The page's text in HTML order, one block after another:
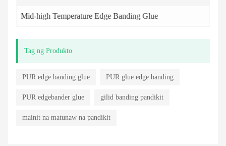
Mid-high Temperature Edge Banding Glue
Tag ng Produkto
PUR edge banding glue PUR glue edge banding
PUR edgebander glue gilid banding pandikit
mainit na matunaw na pandikit